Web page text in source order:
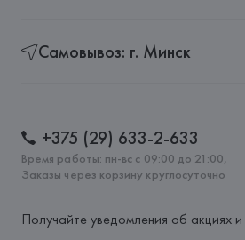
Самовывоз: г. Минск
+375 (29) 633-2-633
Время работы: пн-вс с 09:00 до 21:00,
Заказы через корзину круглосуточно
Получайте уведомления об акциях и